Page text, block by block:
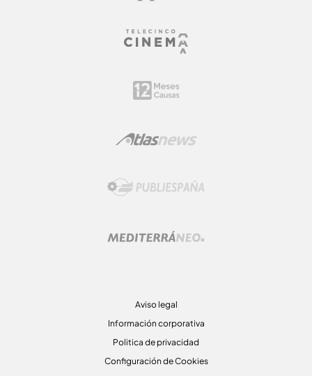
Aviso legal
Información corporativa
Politica de privacidad
Configuración de Cookies